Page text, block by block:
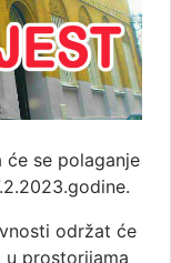
će se polaganje
održat će
u prostorijama